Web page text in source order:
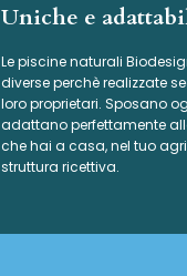
Uniche e
Le piscine naturali
diverse perchè realizzate
loro proprietari. Sposano
adattano perfettamente
che hai a casa, nel tuo
struttura ricettiva.